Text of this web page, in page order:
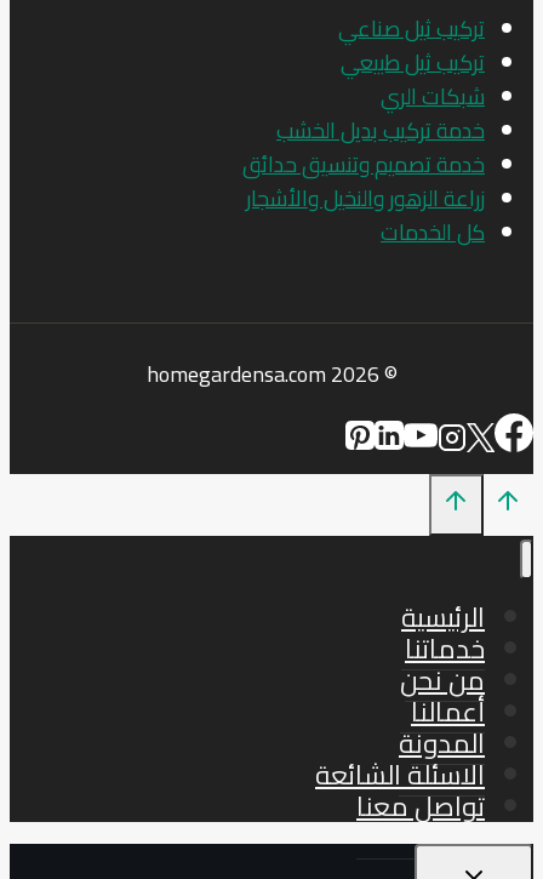
تركيب ثيل صناعي
تركيب ثيل طبيعي
شبكات الري
خدمة تركيب بديل الخشب
خدمة تصميم وتنسيق حدائق
زراعة الزهور والنخيل والأشجار
كل الخدمات
© 2026 homegardensa.com
الرئيسية
خدماتنا
من نحن
أعمالنا
المدونة
الاسئلة الشائعة
تواصل معنا